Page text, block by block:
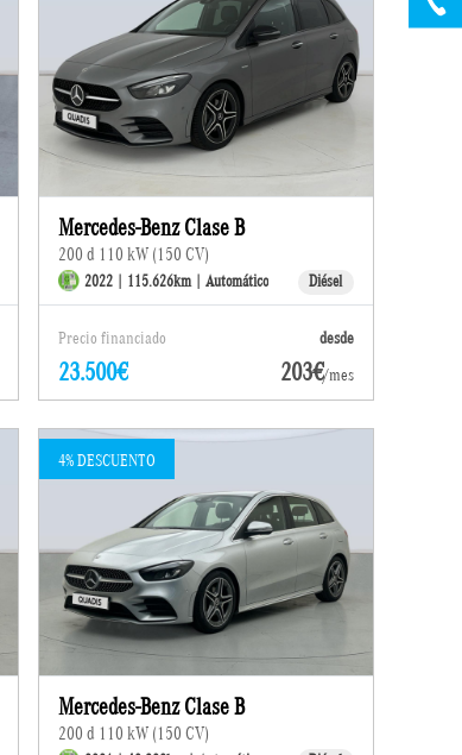
Mercedes-Benz Clase B
200 d 110 kW (150 CV)
2022 | 115.626km | Automático Diésel
Precio financiado desde
23.500€ 203€/mes
4% DESCUENTO
Mercedes-Benz Clase B
200 d 110 kW (150 CV)